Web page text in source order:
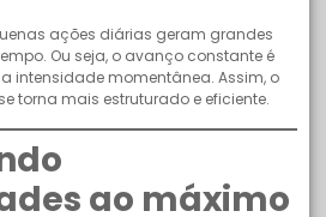
ações diárias geram grandes
Ou seja, o avanço constante é
intensidade momentânea. Assim, o
torna mais estruturado e eficiente.
ao máximo